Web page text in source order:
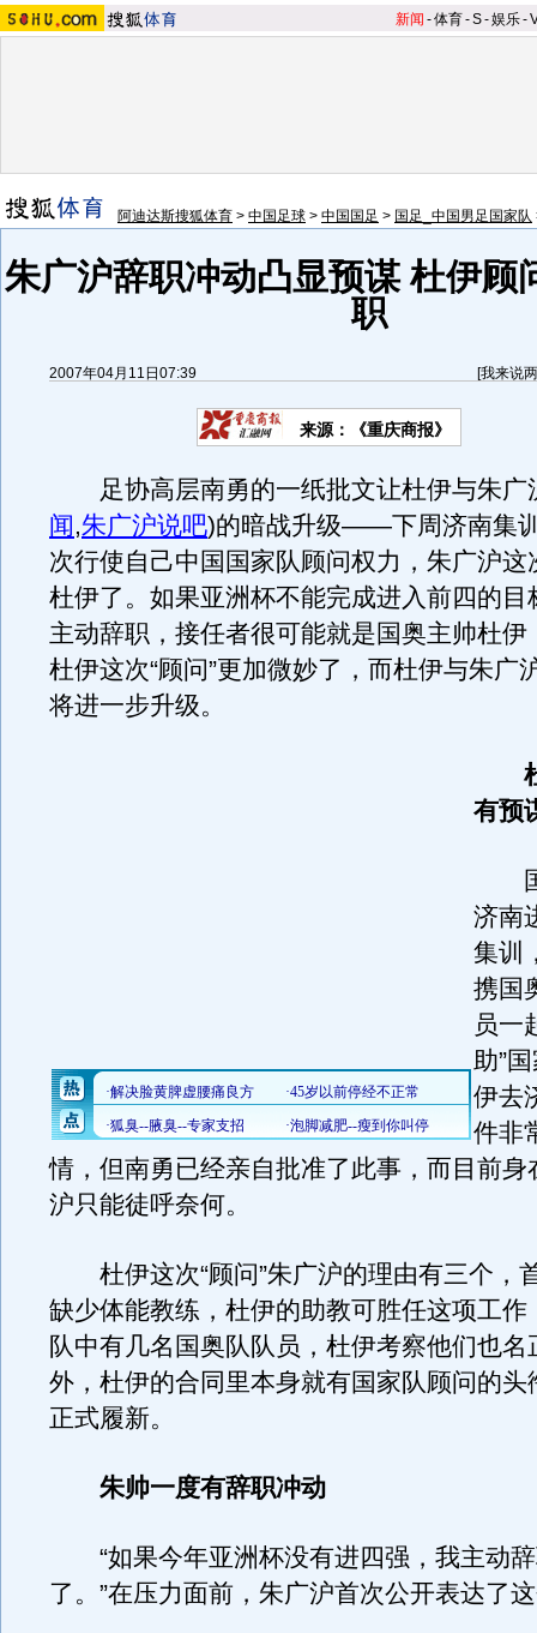
新闻 -体育-S-娱乐-
阿迪达斯搜狐体育 > 中国足球 > 中国国足 > 国足_中国男足国家队
朱广沪辞职冲动凸显预谋 杜伊顾
职
2007年04月11日07:39 [我来说
来源：《重庆商报》
足协高层南勇的一纸批文让杜伊与朱广
闻,朱广沪说吧)的暗战升级——下周济南集
次行使自己中国国家队顾问权力，朱广沪这
杜伊了。如果亚洲杯不能完成进入前四的目
主动辞职，接任者很可能就是国奥主帅杜伊
杜伊这次“顾问”更加微妙了，而杜伊与朱广
将进一步升级。
杜
有预
国
济南
集训
携国
员一
助”
伊去
件非
情，但南勇已经亲自批准了此事，而目前身
沪只能徒呼奈何。
杜伊这次“顾问”朱广沪的理由有三个，
缺少体能教练，杜伊的助教可胜任这项工作
队中有几名国奥队队员，杜伊考察他们也名
外，杜伊的合同里本身就有国家队顾问的头
正式履新。
朱帅一度有辞职冲动
“如果今年亚洲杯没有进四强，我主动
了。”在压力面前，朱广沪首次公开表达了